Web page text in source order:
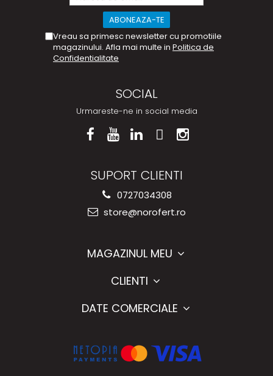
Vreau sa primesc newsletter cu promotiile
magazinului. Afla mai multe in Politica de
Confidentialitate
SOCIAL
Urmareste-ne in social media
SUPORT CLIENTI
0727034308
store@norofert.ro
MAGAZINUL MEU
CLIENTI
DATE COMERCIALE